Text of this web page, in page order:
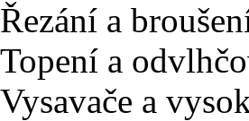
Řezání a
Topení a
Vysavače a